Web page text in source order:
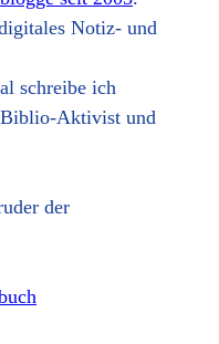
Notiz- und
schreibe ich
Aktivist und
der